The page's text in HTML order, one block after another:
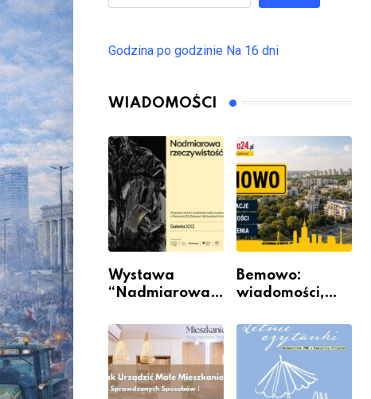
Godzina po godzinie Na 16 dni
WIADOMOŚCI
Wystawa
“Nadmiarowa
w Galerii XX1
Bemowo:
wiadomości,
wydarzenia z
dzielnicy